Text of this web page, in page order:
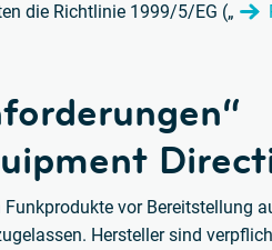
die Richtlinie 1999/5/EG („
Funkprodukte vor Bereitstellung
Hersteller sind